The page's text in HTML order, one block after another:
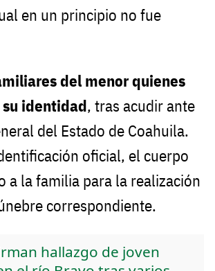
en un principio no fue
del menor quienes
identidad, tras acudir ante
del Estado de Coahuila.
oficial, el cuerpo
a la familia para la realización
correspondiente.
hallazgo de joven